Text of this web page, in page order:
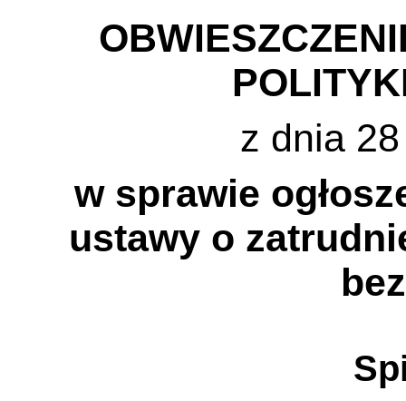
z dnia
w sprawie
ustawy o